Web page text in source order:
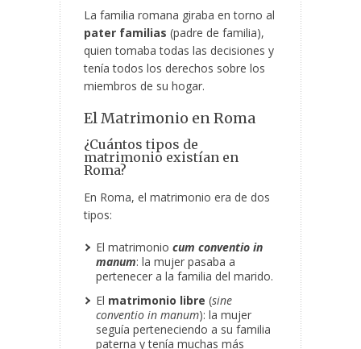
La familia romana giraba en torno al
pater familias (padre de familia),
quien tomaba todas las decisiones y
tenía todos los derechos sobre los
miembros de su hogar.
El Matrimonio en Roma
¿Cuántos tipos de
matrimonio existían en
Roma?
En Roma, el matrimonio era de dos
tipos:
El matrimonio cum conventio in
manum: la mujer pasaba a
pertenecer a la familia del marido.
El matrimonio libre (sine
conventio in manum): la mujer
seguía perteneciendo a su familia
paterna y tenía muchas más